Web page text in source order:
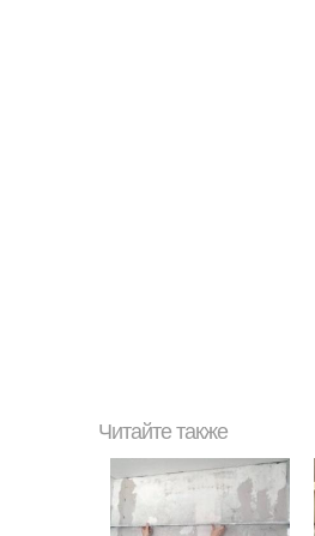
Читайте также